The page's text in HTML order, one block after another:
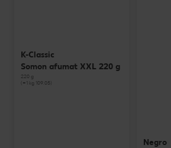
K-Classic
Somon afumat XXL 220 g
220 g
(=1 kg 109.05)
Negro